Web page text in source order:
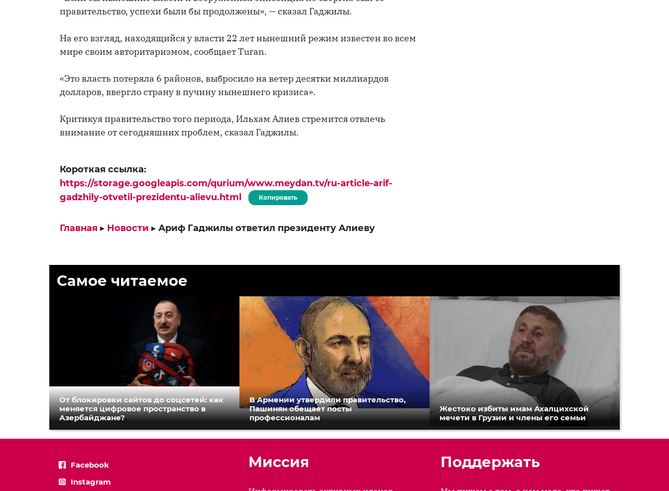
правительство, успехи были бы продолжены», — сказал Гаджилы.
На его взгляд, находящийся у власти 22 лет нынешний режим известен во всем
мире своим авторитаризмом, сообщает Turan.
«Это власть потеряла 6 районов, выбросило на ветер десятки миллиардов
долларов, ввергло страну в пучину нынешнего кризиса».
Критикуя правительство того периода, Ильхам Алиев стремится отвлечь
внимание от сегодняшних проблем, сказал Гаджилы.
Короткая ссылка:
https://storage.googleapis.com/qurium/www.meydan.tv/ru-article-arif-
gadzhily-otvetil-prezidentu-alievu.html
Копировать
Главная ▸ Новости ▸ Ариф Гаджилы ответил президенту Алиеву
Самое читаемое
От блокировки сайтов до соцсетей: как
меняется цифровое пространство в
Азербайджане?
В Армении утвердили правительство,
Пашинян обещает посты
профессионалам
Жестоко избиты имам Ахалцихской
мечети в Грузии и члены его семьи
Facebook
Instagram
Миссия Поддержать